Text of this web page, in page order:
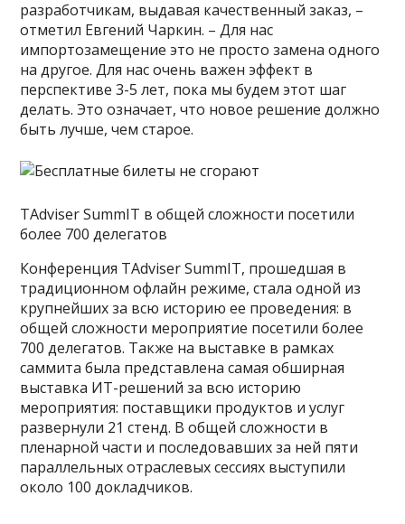
разработчикам, выдавая качественный заказ, –
отметил Евгений Чаркин. – Для нас
импортозамещение это не просто замена одного
на другое. Для нас очень важен эффект в
перспективе 3-5 лет, пока мы будем этот шаг
делать. Это означает, что новое решение должно
быть лучше, чем старое.
TAdviser SummIT в общей сложности посетили
более 700 делегатов
Конференция TAdviser SummIT, прошедшая в
традиционном офлайн режиме, стала одной из
крупнейших за всю историю ее проведения: в
общей сложности мероприятие посетили более
700 делегатов. Также на выставке в рамках
саммита была представлена самая обширная
выставка ИТ-решений за всю историю
мероприятия: поставщики продуктов и услуг
развернули 21 стенд. В общей сложности в
пленарной части и последовавших за ней пяти
параллельных отраслевых сессиях выступили
около 100 докладчиков.